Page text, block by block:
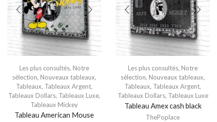
Les plus consultés, Notre
sélection, Nouveaux tableaux,
Tableaux, Tableaux Argent,
Tableaux Dollars, Tableaux Luxe,
Tableaux Mickey
Tableau American Mouse
Les plus consultés, Notre
sélection, Nouveaux tableaux,
Tableaux, Tableaux Argent,
Tableaux Dollars, Tableaux Luxe
Tableau Amex cash black
ThePoplace